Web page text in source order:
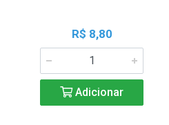
R$ 8,80
Adicionar